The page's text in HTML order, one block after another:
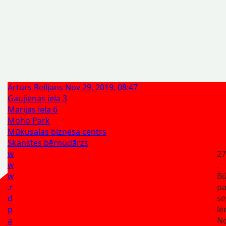
Artūrs Reiljans Nov 29, 2019, 08:47
Gaujienas iela 3
Marijas iela 6
Moho Park
Mūkusalas biznesa centrs
Skanstes bērnudārzs
w
w
w
.r
d
p
a
.